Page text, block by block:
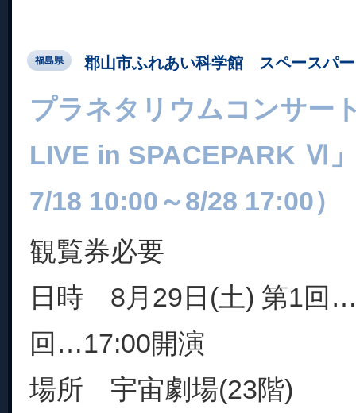
福島県 郡山市ふれあい科学館 スペースパ
プラネタリウムコンサー
LIVE in SPACEPARK Ⅵ
7/18 10:00～8/28 17:00）
観覧券必要
日時 8月29日(土) 第1回
回…17:00開演
場所 宇宙劇場(23階)